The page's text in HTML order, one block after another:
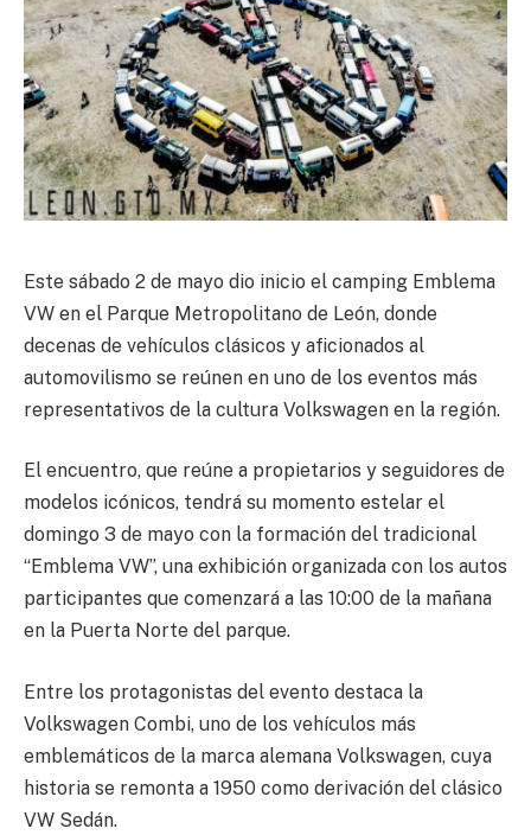
Este sábado 2 de mayo dio inicio el camping Emblema
VW en el Parque Metropolitano de León, donde
decenas de vehículos clásicos y aficionados al
automovilismo se reúnen en uno de los eventos más
representativos de la cultura Volkswagen en la región.
El encuentro, que reúne a propietarios y seguidores de
modelos icónicos, tendrá su momento estelar el
domingo 3 de mayo con la formación del tradicional
“Emblema VW”, una exhibición organizada con los autos
participantes que comenzará a las 10:00 de la mañana
en la Puerta Norte del parque.
Entre los protagonistas del evento destaca la
Volkswagen Combi, uno de los vehículos más
emblemáticos de la marca alemana Volkswagen, cuya
historia se remonta a 1950 como derivación del clásico
VW Sedán.